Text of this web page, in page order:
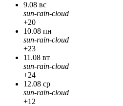
9.08 вс
sun-rain-cloud
+20
10.08 пн
sun-rain-cloud
+23
11.08 вт
sun-rain-cloud
+24
12.08 ср
sun-rain-cloud
+12